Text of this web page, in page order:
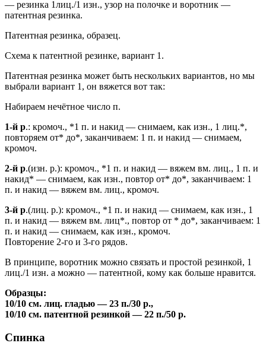
— резинка 1лиц./1 изн., узор на полочке и воротник —
патентная резинка.
Патентная резинка, образец.
Схема к патентной резинке, вариант 1.
Патентная резинка может быть нескольких вариантов, но мы
выбрали вариант 1, он вяжется вот так:
Набираем нечётное число п.
1-й р.: кромоч., *1 п. и накид — снимаем, как изн., 1 лиц.*,
повторяем от* до*, заканчиваем: 1 п. и накид — снимаем,
кромоч.
2-й р.(изн. р.): кромоч., *1 п. и накид — вяжем вм. лиц., 1 п. и
накид* — снимаем, как изн., повтор от* до*, заканчиваем: 1
п. и накид — вяжем вм. лиц., кромоч.
3-й р.(лиц. р.): кромоч., *1 п. и накид — снимаем, как изн., 1
п. и накид — вяжем вм. лиц*., повтор от * до*, заканчиваем: 1
п. и накид — снимаем, как изн., кромоч.
Повторение 2-го и 3-го рядов.
В принципе, воротник можно связать и простой резинкой, 1
лиц./1 изн. а можно — патентной, кому как больше нравится.
Образцы:
10/10 см. лиц. гладью — 23 п./30 р.,
10/10 см. патентной резинкой — 22 п./50 р.
Спинка